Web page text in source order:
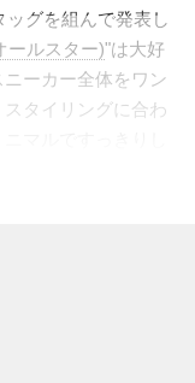
ッグを組んで発表し
ールスター)"は大好
ーカー全体をワン
タイリングに合わ
。普段使いにピッ